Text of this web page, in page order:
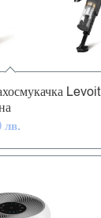
Levoit
лв.